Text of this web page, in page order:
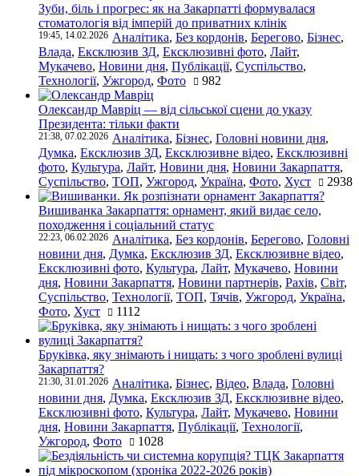
Зуби, біль і прогрес: як на Закарпатті формувалася
стоматологія від імперій до приватних клінік
19:45, 14.02.2026 Аналітика, Без кордонів, Берегово, Бізнес,
Влада, Ексклюзив ЗД, Ексклюзивні фото, Лайт,
Мукачево, Новини дня, Публікації, Суспільство,
Технології, Ужгород, Фото 982
Олександр Мавріц — від сільської сцени до указу
Президента: тільки факти
21:38, 07.02.2026 Аналітика, Бізнес, Головні новини дня,
Думка, Ексклюзив ЗД, Ексклюзивне відео, Ексклюзивні
фото, Культура, Лайт, Новини дня, Новини Закарпаття,
Суспільство, ТОП, Ужгород, Україна, Фото, Хуст 2938
Вишиванка Закарпаття: орнамент, який видає село,
походження і соціальний статус
22:23, 06.02.2026 Аналітика, Без кордонів, Берегово, Головні
новини дня, Думка, Ексклюзив ЗД, Ексклюзивне відео,
Ексклюзивні фото, Культура, Лайт, Мукачево, Новини
дня, Новини Закарпаття, Новини партнерів, Рахів, Світ,
Суспільство, Технології, ТОП, Тячів, Ужгород, Україна,
Фото, Хуст 1112
Бруківка, яку знімають і нищать: з чого зроблені вулиці
Закарпаття?
21:30, 31.01.2026 Аналітика, Бізнес, Відео, Влада, Головні
новини дня, Думка, Ексклюзив ЗД, Ексклюзивне відео,
Ексклюзивні фото, Культура, Лайт, Мукачево, Новини
дня, Новини Закарпаття, Публікації, Технології,
Ужгород, Фото 1028